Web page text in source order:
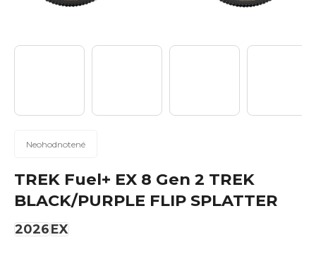
Priemerné
produktu
je
0,0
z
5
Neohodnotené
TREK Fuel+ EX 8 Gen 2 TREK
BLACK/PURPLE FLIP SPLATTER
2026EX
?
Hľadať